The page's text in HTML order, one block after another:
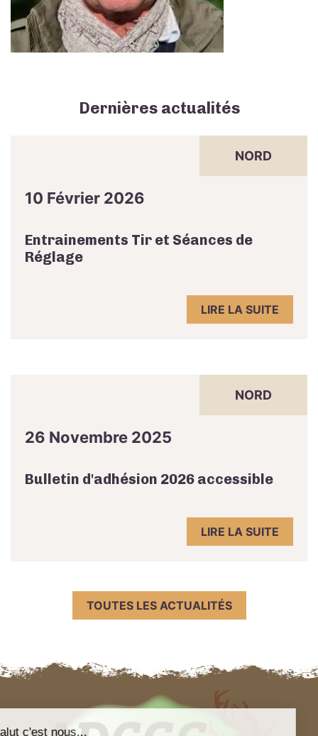
Dernières actualités
NORD
10 Février 2026
Entrainements Tir et Séances de
Réglage
LIRE LA SUITE
NORD
26 Novembre 2025
Bulletin d'adhésion 2026 accessible
LIRE LA SUITE
TOUTES LES ACTUALITÉS